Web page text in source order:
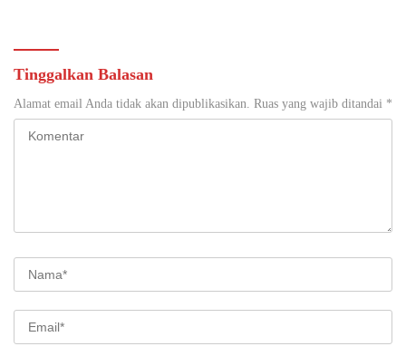
Tinggalkan Balasan
Alamat email Anda tidak akan dipublikasikan. Ruas yang wajib ditandai *